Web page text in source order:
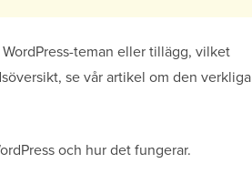
teman eller tillägg, vilket
se vår artikel om den verkliga
och hur det fungerar.